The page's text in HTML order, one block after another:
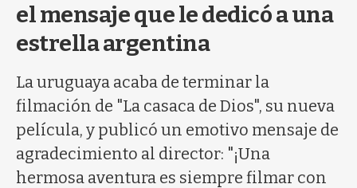
el mensaje que le dedicó a una
estrella argentina
La uruguaya acaba de terminar la
filmación de "La casaca de Dios", su nueva
película, y publicó un emotivo mensaje de
agradecimiento al director: "¡Una
hermosa aventura es siempre filmar con